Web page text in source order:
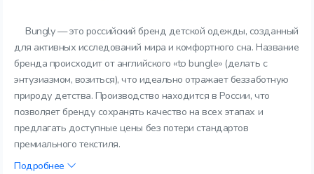
Bungly — это российский бренд детской одежды, созданный
для активных исследований мира и комфортного сна. Название
бренда происходит от английского «to bungle» (делать с
энтузиазмом, возиться), что идеально отражает беззаботную
природу детства. Производство находится в России, что
позволяет бренду сохранять качество на всех этапах и
предлагать доступные цены без потери стандартов
премиального текстиля.
Подробнее